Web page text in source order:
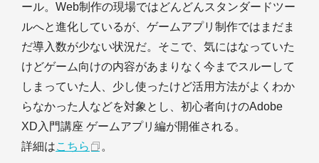
ール。Web制作の現場ではどんどんスタンダードツー
ルへと進化しているが、ゲームアプリ制作ではまだま
だ導入数が少ない状況だ。そこで、気にはなっていた
けどゲーム向けの内容があまりなく今までスルーして
しまっていた人、少し使ったけど活用方法がよくわか
らなかった人などを対象とし、初心者向けのAdobe
XD入門講座 ゲームアプリ編が開催される。
詳細はこちら 。